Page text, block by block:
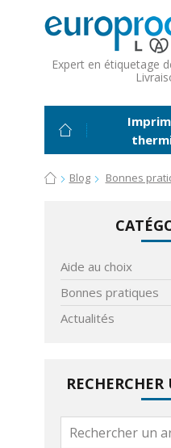
Expert en étiquetage
Blog Bonnes
Aide au choix
Bonnes pratiques
Actualités